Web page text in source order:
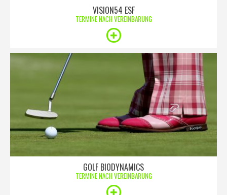
VISION54 ESF
TERMINE NACH VEREINBARUNG
GOLF BIODYNAMICS
TERMINE NACH VEREINBARUNG